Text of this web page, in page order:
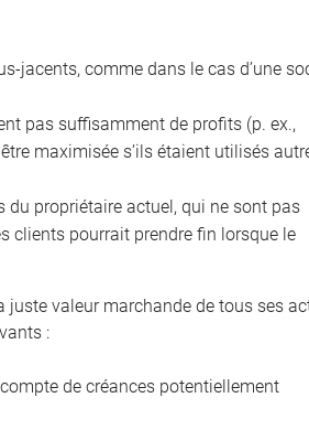
jacents, comme dans le cas d’une
pas suffisamment de profits (p. ex.,
maximisée s’ils étaient utilisés
du propriétaire actuel, qui ne sont pas
clients pourrait prendre fin lorsque le
juste valeur marchande de tous ses
:
de créances potentiellement